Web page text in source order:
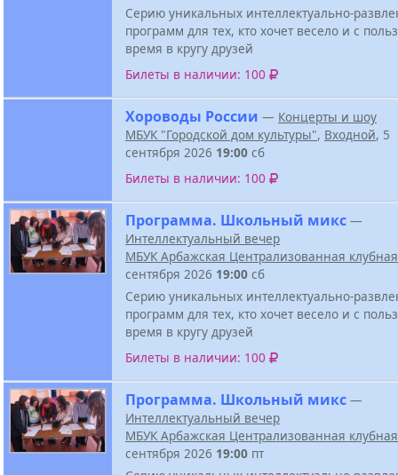
Серию уникальных интеллектуально-
программ для тех, кто хочет весело и с
время в кругу друзей
Билеты в наличии: 100
Хороводы России — Концерты и шоу
МБУК "Городской дом культуры", Входной, 5
сентября 2026 19:00 сб
Билеты в наличии: 100
Программа. Школьный микс —
Интеллектуальный вечер
МБУК Арбажская Централизованная
сентября 2026 19:00 сб
Серию уникальных интеллектуально-
программ для тех, кто хочет весело и с
время в кругу друзей
Билеты в наличии: 100
Программа. Школьный микс —
Интеллектуальный вечер
МБУК Арбажская Централизованная
сентября 2026 19:00 пт